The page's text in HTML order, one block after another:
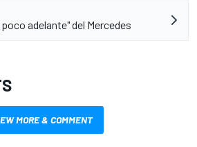
adelante" del Mercedes
MORE & COMMENT